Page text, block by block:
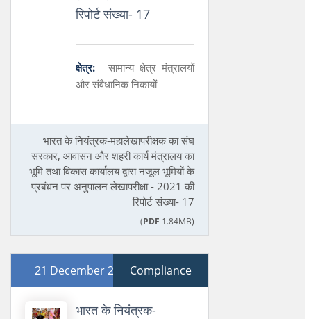
रिपोर्ट संख्या- 17
क्षेत्र:
सामान्य क्षेत्र मंत्रालयों
और संवैधानिक निकायों
भारत के नियंत्रक-महालेखापरीक्षक का संघ
सरकार, आवासन और शहरी कार्य मंत्रालय का
भूमि तथा विकास कार्यालय द्वारा नजूल भूमियों के
प्रबंधन पर अनुपालन लेखापरीक्षा - 2021 की
रिपोर्ट संख्या- 17
(PDF 1.84MB)
21 December 2021Compliance
भारत के नियंत्रक-